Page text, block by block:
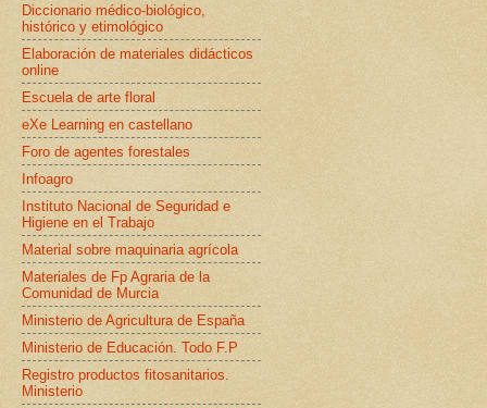
Diccionario médico-biológico,
histórico y etimológico
Elaboración de materiales didácticos
online
Escuela de arte floral
eXe Learning en castellano
Foro de agentes forestales
Infoagro
Instituto Nacional de Seguridad e
Higiene en el Trabajo
Material sobre maquinaria agrícola
Materiales de Fp Agraria de la
Comunidad de Murcia
Ministerio de Agricultura de España
Ministerio de Educación. Todo F.P
Registro productos fitosanitarios.
Ministerio